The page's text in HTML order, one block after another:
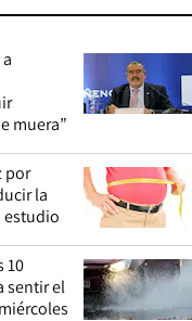
muera”
por
la
estudio
10
sentir el